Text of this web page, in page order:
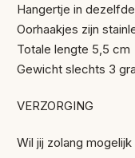
Hangertje in
Oorhaakjes zijn
Totale lengte 5,5 cm
Gewicht slechts 3
VERZORGING
Wil jij zolang